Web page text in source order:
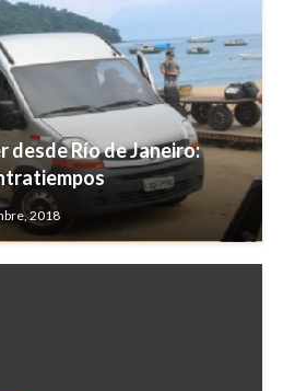
desde Río de Janeiro:
2018